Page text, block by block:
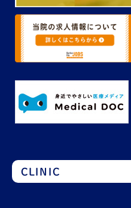
CLINIC